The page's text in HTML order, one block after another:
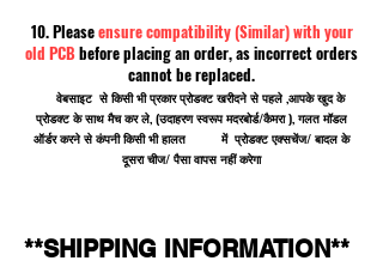
10. Pleaseensure compatibility (Similar) with your
old PCBbefore placing an order, as incorrect orders
cannot be replaced.
वेबसाइट से किसी भी प्रकार प्रोडक्ट खरीदने से पहले ,आपके खुद के
प्रोडक्ट के साथ मैच कर ले, (उदाहरण स्वरूप मदरबोर्ड/कैमरा ), गलत मॉडल
ऑर्डर करने से कंपनी किसी भी हालत में प्रोडक्ट एक्सचेंज/ बादल के
दूसरा चीज/ पैसा वापस नहीं करेगा
**SHIPPING INFORMATION**